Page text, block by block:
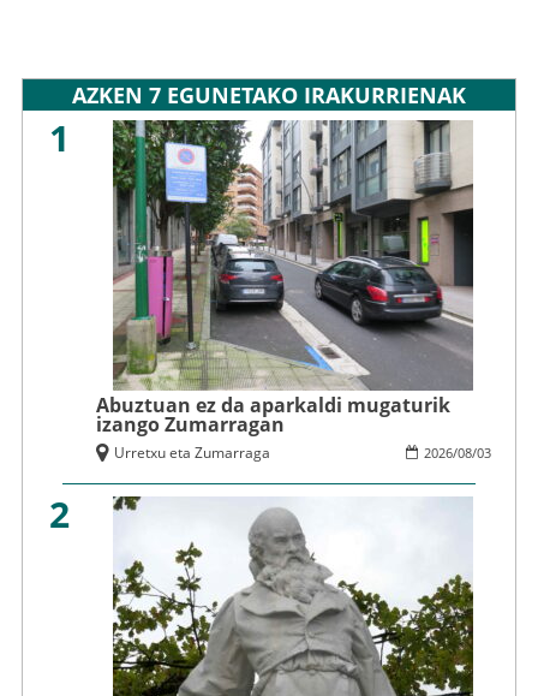
AZKEN 7 EGUNETAKO IRAKURRIENAK
1
Abuztuan ez da aparkaldi mugaturik
izango Zumarragan
2026/08/03
Urretxu eta Zumarraga
2